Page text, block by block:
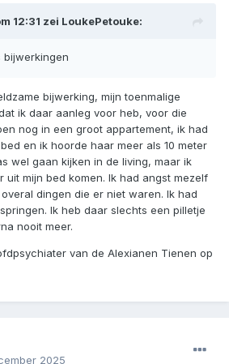
12:31 zei LoukePetouke:
bijwerking, mijn toenmalige
ik daar aanleg voor heb, voor die
nog in een groot appartement, ik had
en ik hoorde haar meer als 10 meter
wel gaan kijken in de living, maar ik
uit mijn bed komen. Ik had angst mezelf
dingen die er niet waren. Ik had
Ik heb daar slechts een pilletje
nooit meer.
van de Alexianen Tienen op
2025